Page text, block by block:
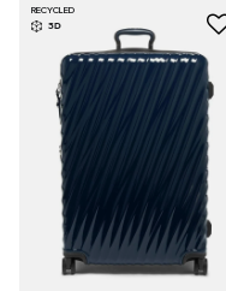
RECYCLED
3D